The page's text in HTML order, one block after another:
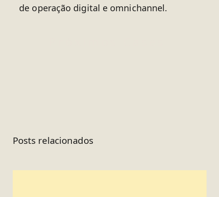
de operação digital e omnichannel.
Posts relacionados